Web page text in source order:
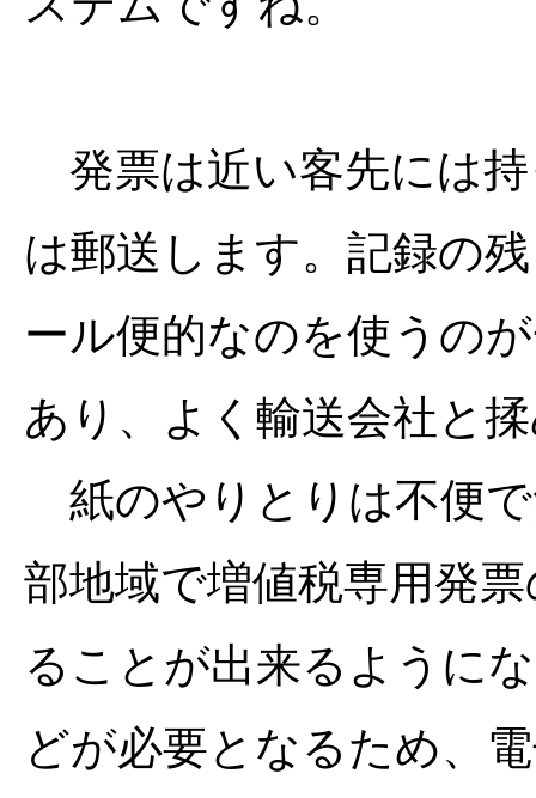
発票は近い客先には
は郵送します。記録の
ール便的なのを使うの
あり、よく輸送会社と
紙のやりとりは不便
部地域で増値税専用発
ることが出来るように
どが必要となるため、